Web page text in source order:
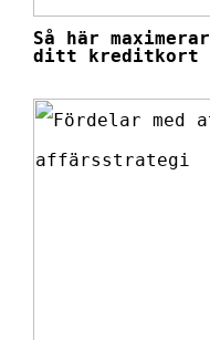
Så här
ditt kreditkort